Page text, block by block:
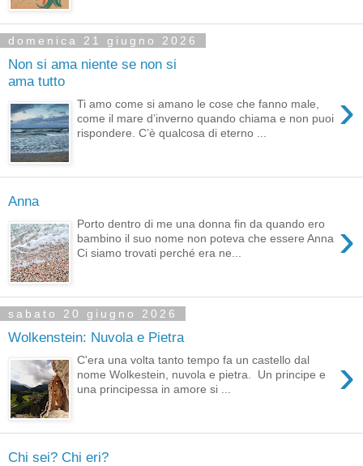
domenica 21 giugno 2026
Non si ama niente se non si
ama tutto
›
Ti amo come si amano le cose che fanno male,
come il mare d’inverno quando chiama e non puoi
rispondere. C’è qualcosa di eterno ...
Anna
›
Porto dentro di me una donna fin da quando ero
bambino il suo nome non poteva che essere Anna
Ci siamo trovati perché era ne...
sabato 20 giugno 2026
Wolkenstein: Nuvola e Pietra
›
C'era una volta tanto tempo fa un castello dal
nome Wolkestein, nuvola e pietra. Un principe e
una principessa in amore si ...
Chi sei? Chi eri?